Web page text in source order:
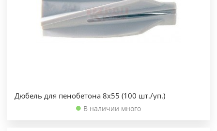
Дюбель для пенобетона 8х55 (100 шт./уп.)
В наличии много